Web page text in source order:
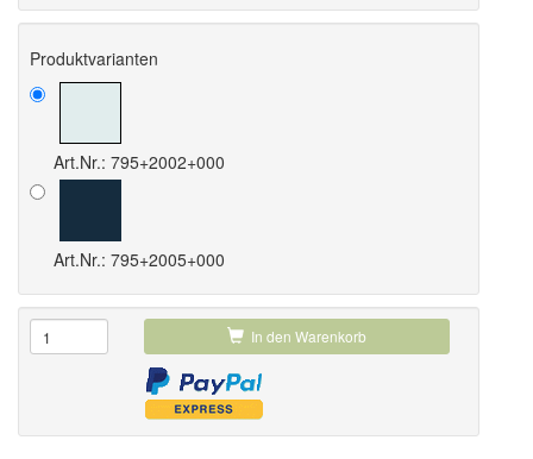
Produktvarianten
Art.Nr.: 795+2002+000
Art.Nr.: 795+2005+000
In den Warenkorb